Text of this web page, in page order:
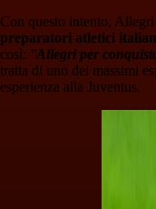
Con questo intento,
preparatori atletici
così: "Allegri per
tratta di uno dei massimi
esperienza alla Juventus.